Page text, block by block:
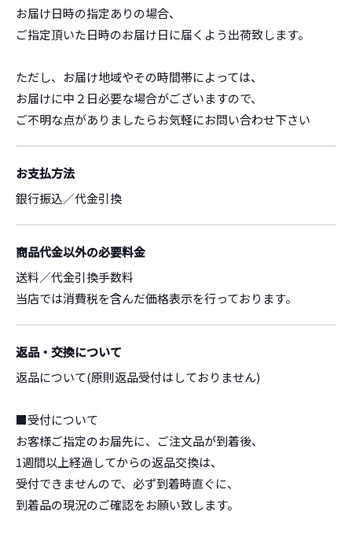
お届け日時の指定ありの場合、
ご指定頂いた日時のお届け日に届くよう出荷致します。
ただし、お届け地域やその時間帯によっては、
お届けに中２日必要な場合がございますので、
ご不明な点がありましたらお気軽にお問い合わせ下さい
お支払方法
銀行振込／代金引換
商品代金以外の必要料金
送料／代金引換手数料
当店では消費税を含んだ価格表示を行っております。
返品・交換について
返品について(原則返品受付はしておりません)
■受付について
お客様ご指定のお届先に、ご注文品が到着後、
1週間以上経過してからの返品交換は、
受付できませんので、必ず到着時直ぐに、
到着品の現況のご確認をお願い致します。